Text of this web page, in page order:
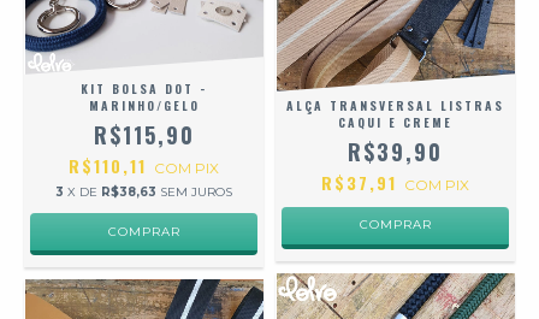
KIT BOLSA DOT -
MARINHO/GELO
R$115,90
R$110,11 COM PIX
3 X DE R$38,63 SEM JUROS
ALÇA TRANSVERSAL LISTRAS
CAQUI E CREME
R$39,90
R$37,91 COM PIX
COMPRAR